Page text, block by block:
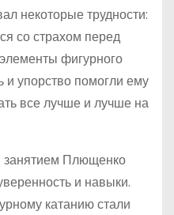
некоторые трудности:
со страхом перед
фигурного
и упорство помогли ему
все лучше и лучше на
Плющенко
и навыки.
катанию стали